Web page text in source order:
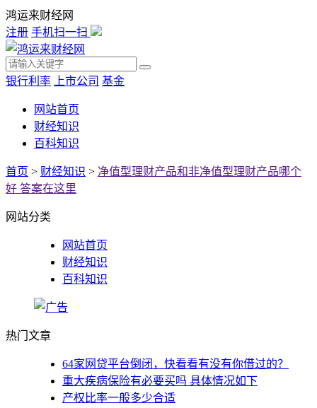
鸿运来财经网
注册 手机扫一扫
银行利率 上市公司 基金
网站首页
财经知识
百科知识
首页 > 财经知识 > 净值型理财产品和非净值型理财产品哪个
好 答案在这里
网站分类
网站首页
财经知识
百科知识
热门文章
64家网贷平台倒闭，快看看有没有你借过的？
重大疾病保险有必要买吗 具体情况如下
产权比率一般多少合适